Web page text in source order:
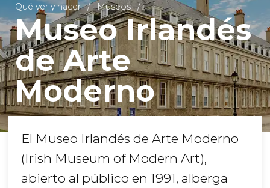
Qué ver y hacer Museos
Museo Irlandés
de Arte
Moderno
El Museo Irlandés de Arte Moderno
(Irish Museum of Modern Art),
abierto al público en 1991, alberga